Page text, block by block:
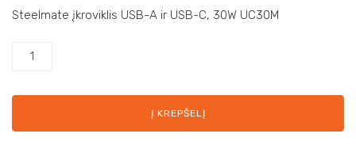
Steelmate įkroviklis USB-A ir USB-C, 30W UC30M
Į KREPŠELĮ